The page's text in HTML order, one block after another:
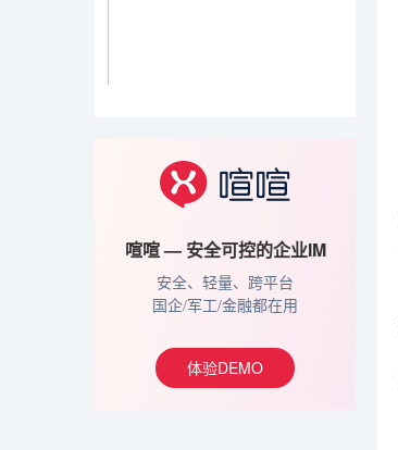
喧喧 — 安全可控的企业IM
安全、轻量、跨平台
国企/军工/金融都在用
体验DEMO